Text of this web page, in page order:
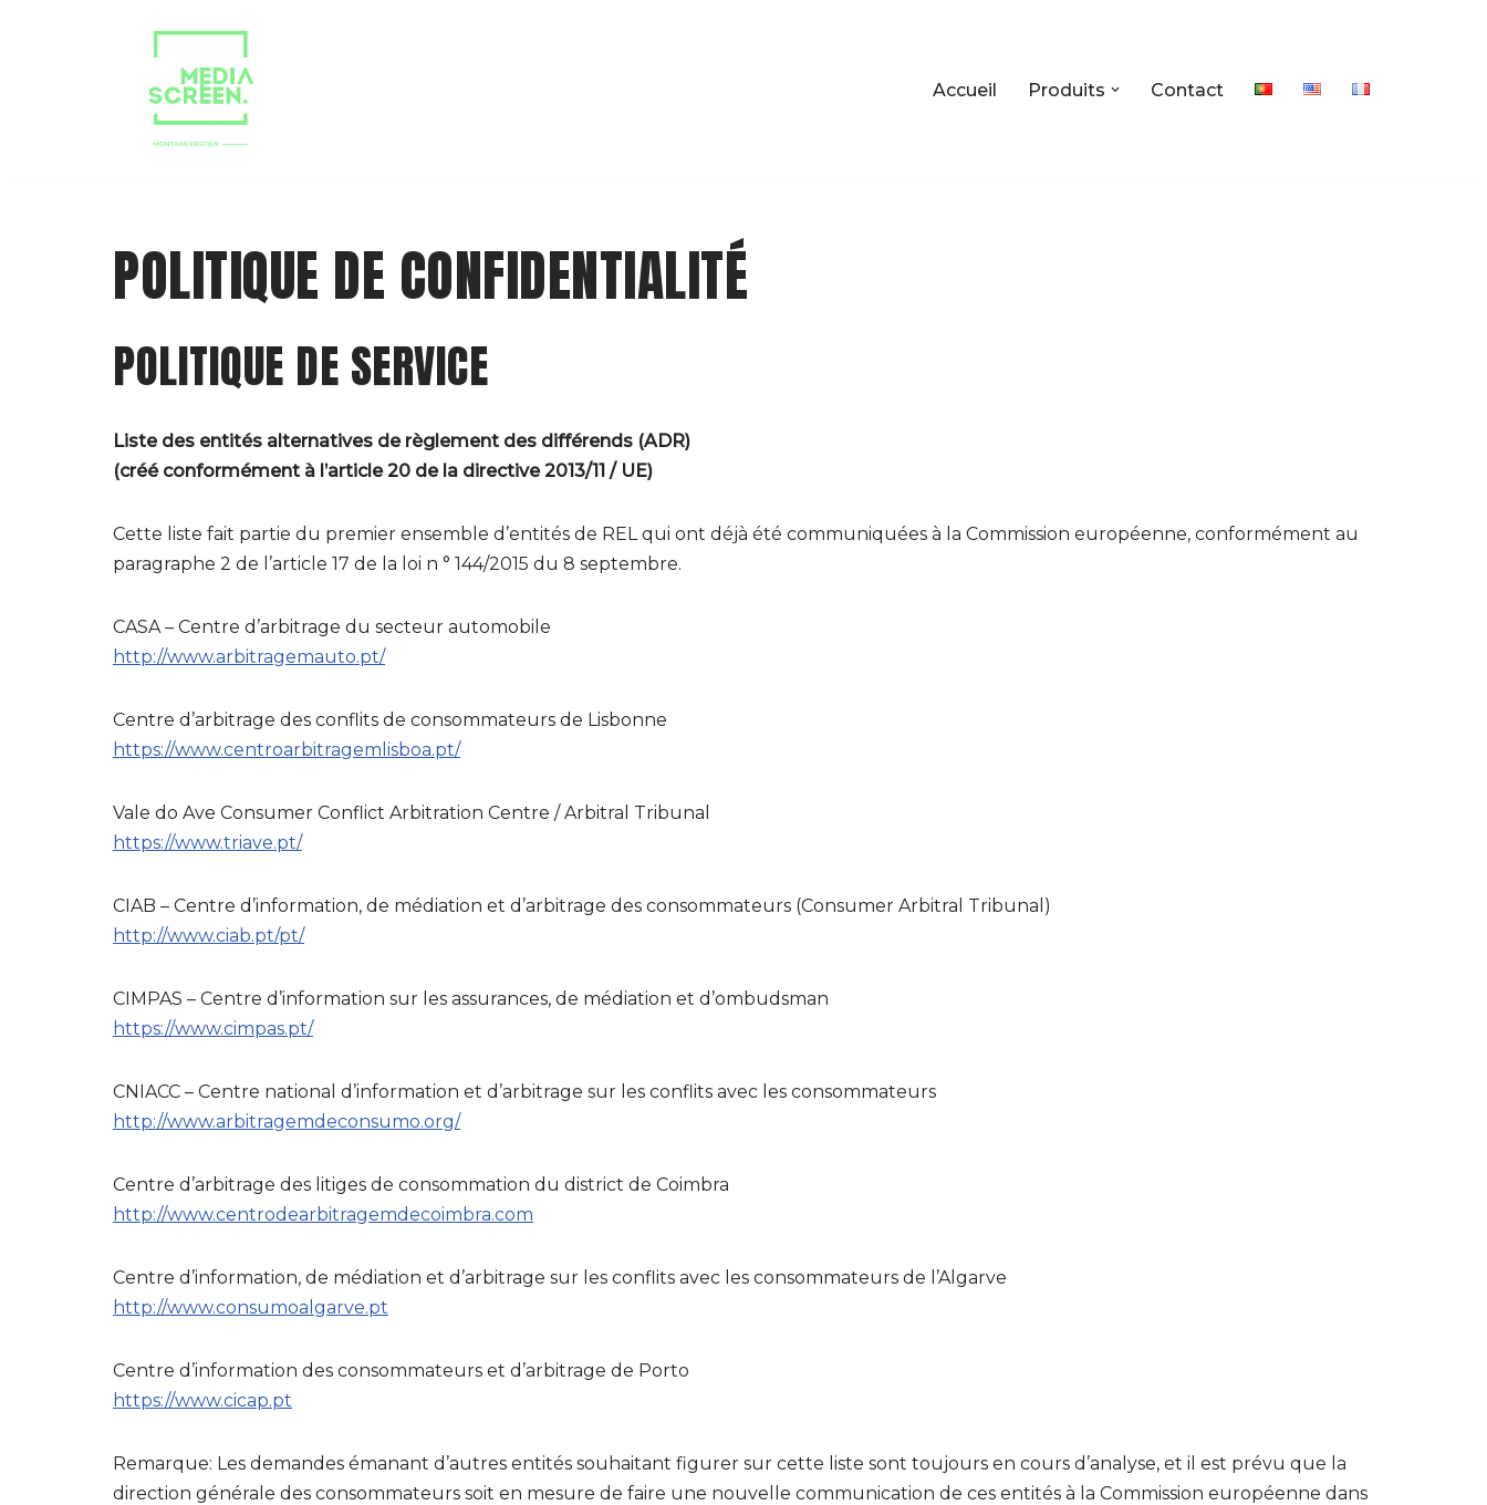
Accueil Produits Contact
POLITIQUE DE CONFIDENTIALITÉ
POLITIQUE DE SERVICE
Liste des entités alternatives de règlement des différends (ADR)
(créé conformément à l’article 20 de la directive 2013/11 / UE)
Cette liste fait partie du premier ensemble d’entités de REL qui ont déjà été communiquées à la Commission européenne, conformément au
paragraphe 2 de l’article 17 de la loi n ° 144/2015 du 8 septembre.
CASA – Centre d’arbitrage du secteur automobile
http://www.arbitragemauto.pt/
Centre d’arbitrage des conflits de consommateurs de Lisbonne
https://www.centroarbitragemlisboa.pt/
Vale do Ave Consumer Conflict Arbitration Centre / Arbitral Tribunal
https://www.triave.pt/
CIAB – Centre d’information, de médiation et d’arbitrage des consommateurs (Consumer Arbitral Tribunal)
http://www.ciab.pt/pt/
CIMPAS – Centre d’information sur les assurances, de médiation et d’ombudsman
https://www.cimpas.pt/
CNIACC – Centre national d’information et d’arbitrage sur les conflits avec les consommateurs
http://www.arbitragemdeconsumo.org/
Centre d’arbitrage des litiges de consommation du district de Coimbra
http://www.centrodearbitragemdecoimbra.com
Centre d’information, de médiation et d’arbitrage sur les conflits avec les consommateurs de l’Algarve
http://www.consumoalgarve.pt
Centre d’information des consommateurs et d’arbitrage de Porto
https://www.cicap.pt
Remarque: Les demandes émanant d’autres entités souhaitant figurer sur cette liste sont toujours en cours d’analyse, et il est prévu que la
direction générale des consommateurs soit en mesure de faire une nouvelle communication de ces entités à la Commission européenne dans